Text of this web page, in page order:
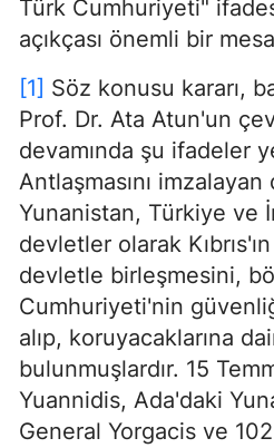
Türk Cumhuriyeti"
açıkçası önemli bir
[1] Söz konusu kararı,
Prof. Dr. Ata Atun'un
devamında şu ifadeler
Antlaşmasını
Yunanistan, Türkiye ve
devletler olarak
devletle birleşmesini,
Cumhuriyeti'nin
alıp, koruyacaklarına
bulunmuşlardır. 15
Yuannidis, Ada'daki
General Yorgacis ve 102